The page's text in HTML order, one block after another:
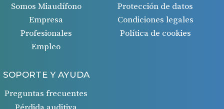
Somos Miaudífono
Empresa
Profesionales
Empleo
Protección de datos
Condiciones legales
Política de cookies
SOPORTE Y AYUDA
Preguntas frecuentes